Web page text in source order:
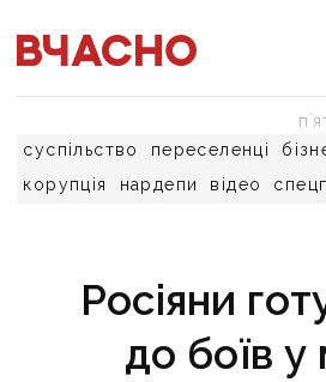
суспільство переселенці
корупція
нардепи відео
Росіяни
до боїв у